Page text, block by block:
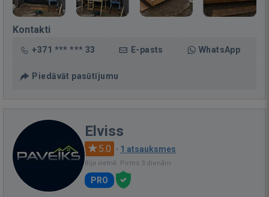
Kontakti
+371 *** *** 33 E-pasts WhatsApp
Piedāvāt pasūtījumu
Elviss
5.0 · 1 atsauksmes
Bija vietnē: Pirms 3 dienām
PRO